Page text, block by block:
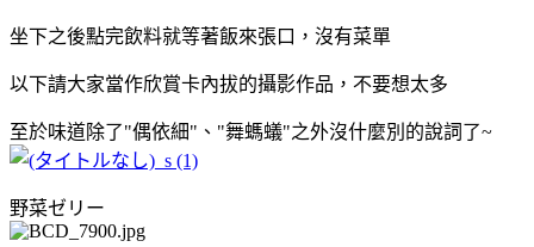
坐下之後點完飲料就等著飯來張口，沒有菜單
以下請大家當作欣賞卡內拔的攝影作品，不要想太多
至於味道除了"偶依細"、"舞螞蟻"之外沒什麼別的說詞了~
野菜ゼリー